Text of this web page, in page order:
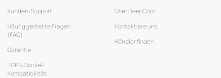
Kunden-Support
Häufig gestellte Fragen
(FAQ)
Garantie
TDP & Sockel-
Kompatibilität
Über DeepCool
Kontaktiere uns
Händler finden